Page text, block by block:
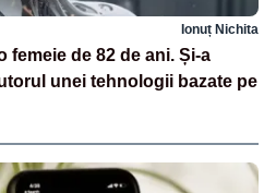
Ionuț Nichita
femeie de 82 de ani. Și-a
unei tehnologii bazate pe